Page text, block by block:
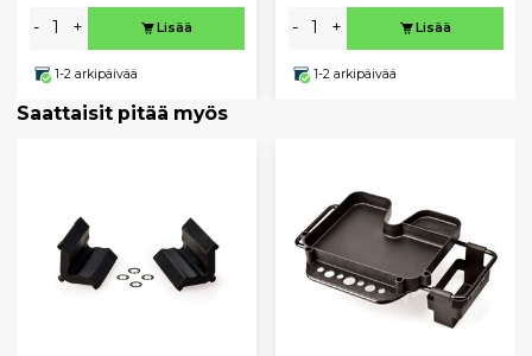
- + Lisää
1-2 arkipäivää
- + Lisää
1-2 arkipäivää
Saattaisit pitää myös